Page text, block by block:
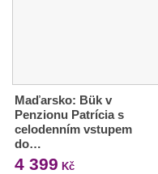
Maďarsko: Bük v
Penzionu Patrícia s
celodenním vstupem
do…
4 399 Kč